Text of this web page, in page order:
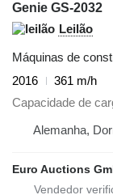
Genie GS-2032
Leilão
Máquinas de
2016
361 m/h
Capacidade de
Alemanha,
Euro Auctions